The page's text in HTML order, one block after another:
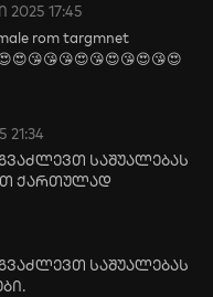
17:45
rom targmnet
საშუალებას
ქართულად
საშუალებას